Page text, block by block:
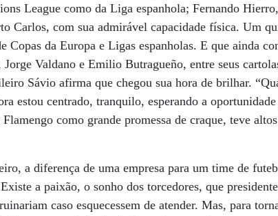
League como da Liga espanhola; Fernando
Carlos, com sua admirável capacidade física. Um
Copas da Europa e Ligas espanholas. E que ainda
Valdano e Emilio Butragueño, entre seus
Sávio afirma que chegou sua hora de brilhar.
estou centrado, tranquilo, esperando a
como grande promessa de craque, teve
a diferença de uma empresa para um time de
a paixão, o sonho dos torcedores, que
caso esquecessem de atender. Mas, para